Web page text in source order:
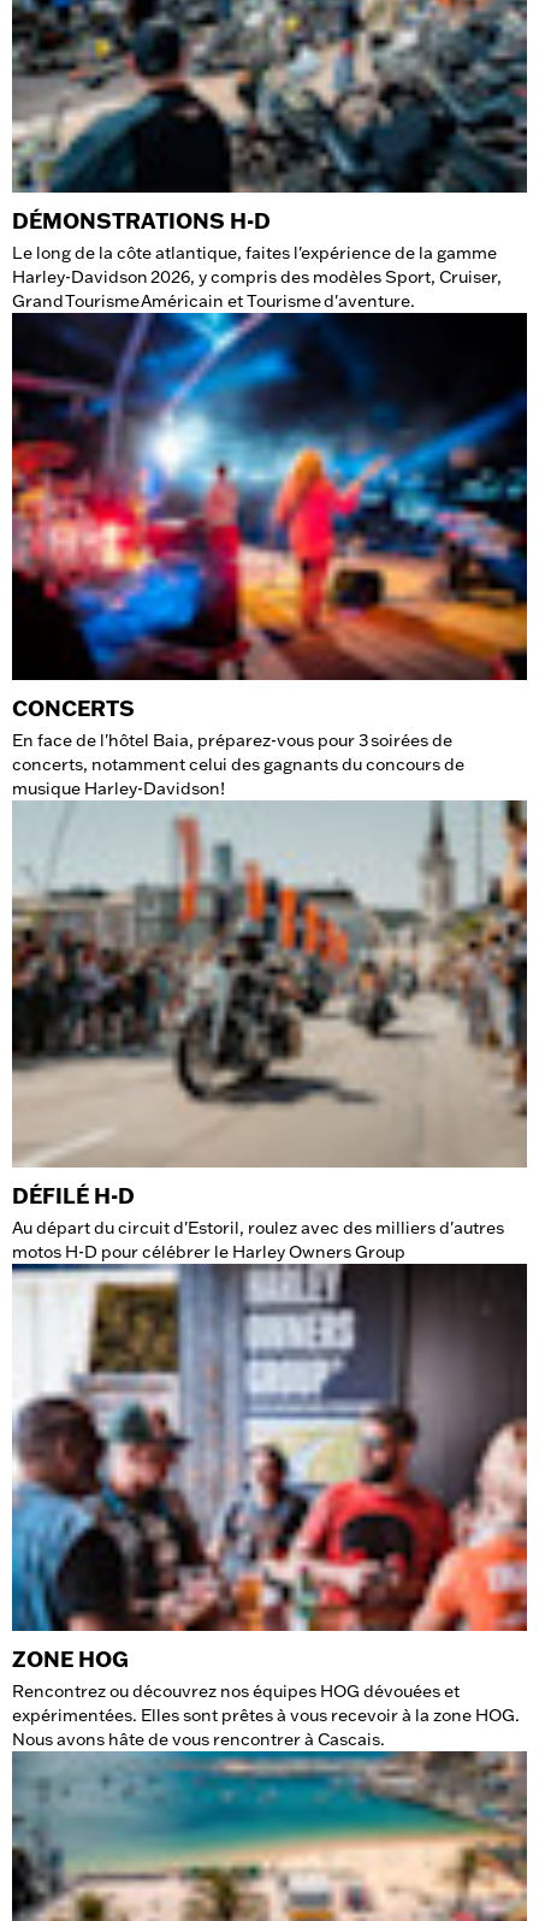
DÉMONSTRATIONS H-D
Le long de la côte atlantique, faites l'expérience de la gamme
Harley-Davidson 2026, y compris des modèles Sport, Cruiser,
Grand Tourisme Américain et Tourisme d'aventure.
CONCERTS
En face de l'hôtel Baia, préparez-vous pour 3 soirées de
concerts, notamment celui des gagnants du concours de
musique Harley-Davidson!
DÉFILÉ H-D
Au départ du circuit d'Estoril, roulez avec des milliers d'autres
motos H-D pour célébrer le Harley Owners Group
ZONE HOG
Rencontrez ou découvrez nos équipes HOG dévouées et
expérimentées. Elles sont prêtes à vous recevoir à la zone HOG.
Nous avons hâte de vous rencontrer à Cascais.